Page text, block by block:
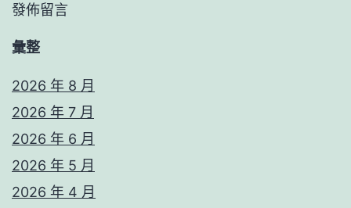
發佈留言
彙整
2026 年 8 月
2026 年 7 月
2026 年 6 月
2026 年 5 月
2026 年 4 月